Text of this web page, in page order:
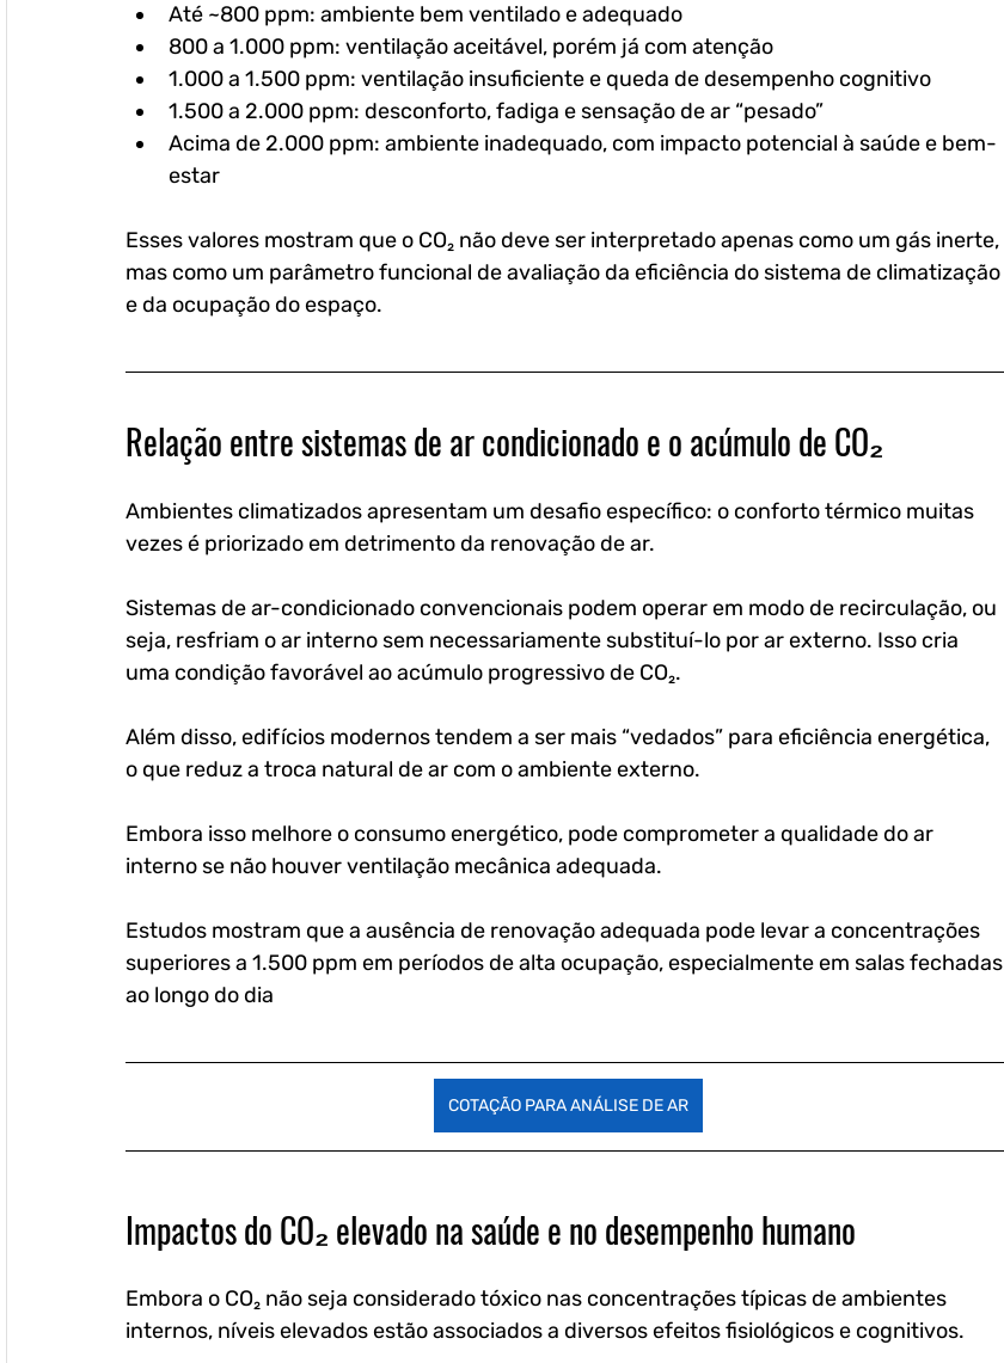
Até ~800 ppm: ambiente bem ventilado e adequado
800 a 1.000 ppm: ventilação aceitável, porém já com atenção
1.000 a 1.500 ppm: ventilação insuficiente e queda de desempenho cognitivo
1.500 a 2.000 ppm: desconforto, fadiga e sensação de ar “pesado”
Acima de 2.000 ppm: ambiente inadequado, com impacto potencial à saúde e bem-
estar
Esses valores mostram que o CO₂ não deve ser interpretado apenas como um gás inerte,
mas como um parâmetro funcional de avaliação da eficiência do sistema de climatização
e da ocupação do espaço.
Relação entre sistemas de ar condicionado e o acúmulo de CO₂
Ambientes climatizados apresentam um desafio específico: o conforto térmico muitas
vezes é priorizado em detrimento da renovação de ar.
Sistemas de ar-condicionado convencionais podem operar em modo de recirculação, ou
seja, resfriam o ar interno sem necessariamente substituí-lo por ar externo. Isso cria
uma condição favorável ao acúmulo progressivo de CO₂.
Além disso, edifícios modernos tendem a ser mais “vedados” para eficiência energética,
o que reduz a troca natural de ar com o ambiente externo.
Embora isso melhore o consumo energético, pode comprometer a qualidade do ar
interno se não houver ventilação mecânica adequada.
Estudos mostram que a ausência de renovação adequada pode levar a concentrações
superiores a 1.500 ppm em períodos de alta ocupação, especialmente em salas fechadas
ao longo do dia
COTAÇÃO PARA ANÁLISE DE AR
Impactos do CO₂ elevado na saúde e no desempenho humano
Embora o CO₂ não seja considerado tóxico nas concentrações típicas de ambientes
internos, níveis elevados estão associados a diversos efeitos fisiológicos e cognitivos.